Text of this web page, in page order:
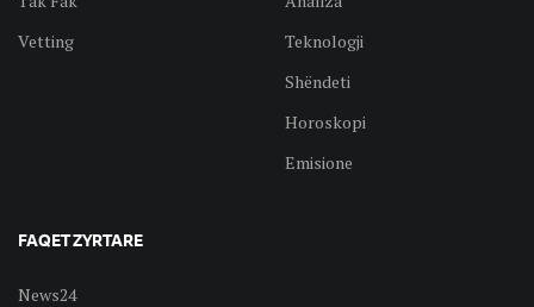
Vetting
Teknologji
Shëndeti
Horoskopi
Emisione
FAQET ZYRTARE
News24